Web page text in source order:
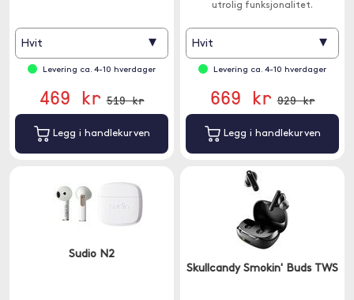
Hvit ▾
Levering ca. 4-10 hverdager
469 kr 519 kr
Legg i handlekurven
utrolig funksjonalitet.
Hvit ▾
Levering ca. 4-10 hverdager
669 kr 929 kr
Legg i handlekurven
Sudio N2
Skullcandy Smokin' Buds TWS